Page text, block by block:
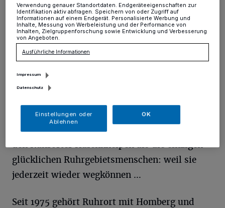
Kohlen- und Erzhaufen weichen Containern,
Industrie weicht Dienstleistung. Schon früh
zieht Ruhrort Reporter und Fotografen an,
später wird der Duisburger Hafenstadtteil
Franziska, Schimanski, der Hafendetektiv …
Joseph Roth in den 1920er Jahren
hierherkommt, erscheinen ihm die Schiffer in
den Ruhrorter Hafenkneipen als die einzigen
glücklichen Ruhrgebietsmenschen: weil sie
jederzeit wieder wegkönnen …
Seit 1975 gehört Ruhrort mit Homberg und
Verwendung genauer Standortdaten. Endgeräteeigenschaften zur
Identifikation aktiv abfragen. Speichern von oder Zugriff auf
Informationen auf einem Endgerät. Personalisierte Werbung und
Inhalte, Messung von Werbeleistung und der Performance von
Inhalten, Zielgruppenforschung sowie Entwicklung und Verbesserung
von Angeboten.
Ausführliche Informationen
Impressum
Datenschutz
Einstellungen oder
Ablehnen
OK